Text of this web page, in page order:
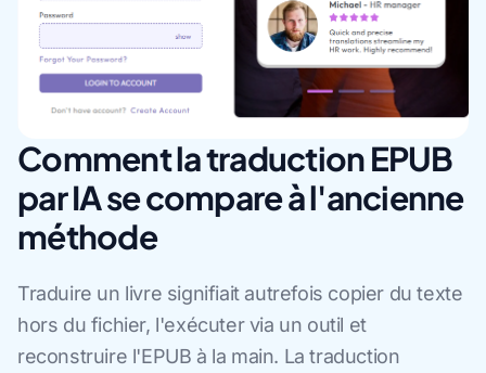
Comment la traduction EPUB
par IA se compare à l'ancienne
méthode
Traduire un livre signifiait autrefois copier du texte
hors du fichier, l'exécuter via un outil et
reconstruire l'EPUB à la main. La traduction